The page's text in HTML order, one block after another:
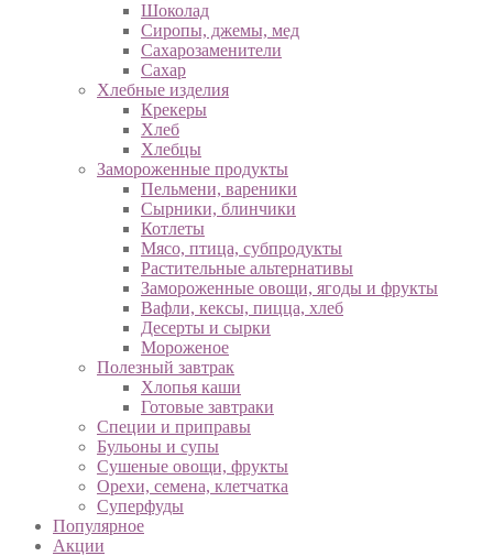
Шоколад
Сиропы, джемы, мед
Сахарозаменители
Сахар
Хлебные изделия
Крекеры
Хлеб
Хлебцы
Замороженные продукты
Пельмени, вареники
Сырники, блинчики
Котлеты
Мясо, птица, субпродукты
Растительные альтернативы
Замороженные овощи, ягоды и фрукты
Вафли, кексы, пицца, хлеб
Десерты и сырки
Мороженое
Полезный завтрак
Хлопья каши
Готовые завтраки
Специи и приправы
Бульоны и супы
Сушеные овощи, фрукты
Орехи, семена, клетчатка
Суперфуды
Популярное
Акции